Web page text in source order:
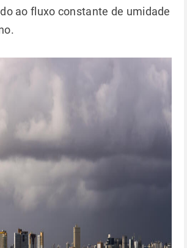
ao fluxo constante de umidade